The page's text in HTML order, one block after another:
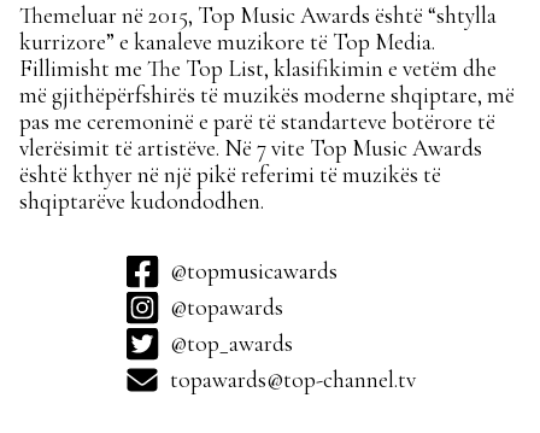
Themeluar në 2015, Top Music Awards është “shtylla
kurrizore” e kanaleve muzikore të Top Media.
Fillimisht me The Top List, klasifikimin e vetëm dhe
më gjithëpërfshirës të muzikës moderne shqiptare, më
pas me ceremoninë e parë të standarteve botërore të
vlerësimit të artistëve. Në 7 vite Top Music Awards
është kthyer në një pikë referimi të muzikës të
shqiptarëve kudondodhen.
@topmusicawards
@topawards
@top_awards
topawards@top-channel.tv